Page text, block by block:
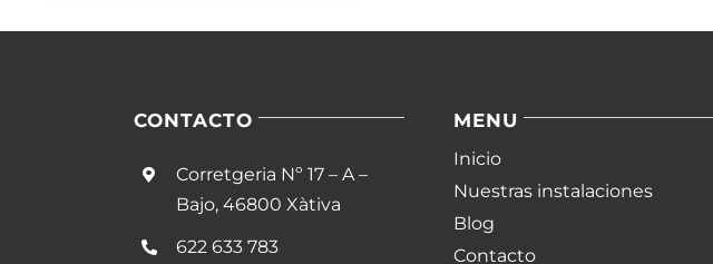
CONTACTO
Corretgeria Nº 17 – A –
Bajo, 46800 Xàtiva
622 633 783
MENU
Inicio
Nuestras instalaciones
Blog
Contacto